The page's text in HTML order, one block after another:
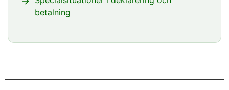
betalning